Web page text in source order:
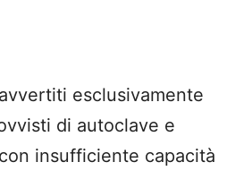
esclusivamente
di autoclave e
insufficiente capacità